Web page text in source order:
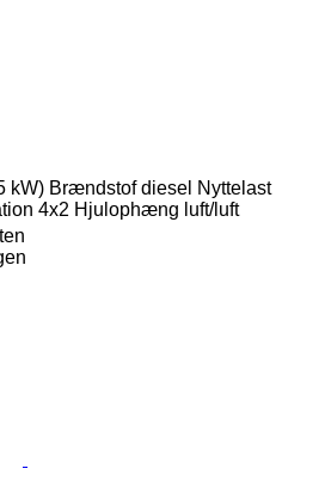
kW) Brændstof diesel Nyttelast
4x2 Hjulophæng luft/luft